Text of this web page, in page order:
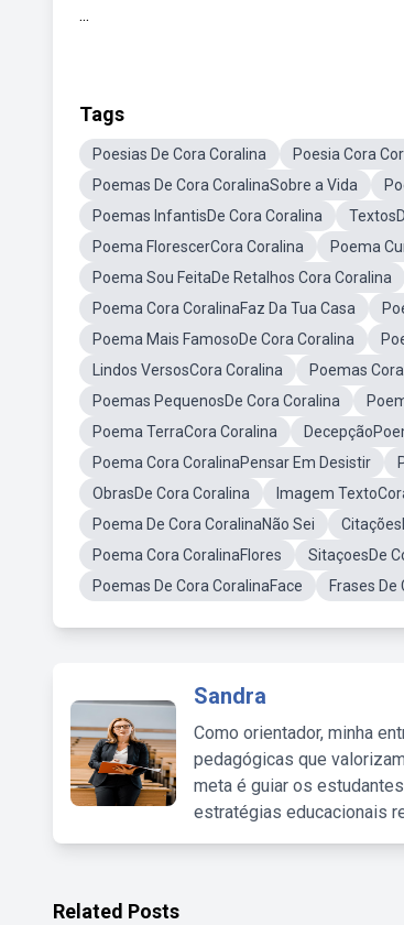
...
Tags
Poesias De Cora Coralina Poesia Cora
Poemas De Cora CoralinaSobre a Vida
Poemas InfantisDe Cora Coralina
Poema FlorescerCora Coralina
Poema
Poema Sou FeitaDe Retalhos Cora Coralina
Poema Cora CoralinaFaz Da Tua Casa
Poema Mais FamosoDe Cora Coralina
Lindos VersosCora Coralina
Poemas
Poemas PequenosDe Cora Coralina
Poema TerraCora Coralina
Poema Cora CoralinaPensar Em Desistir
ObrasDe Cora Coralina
Imagem
Poema De Cora CoralinaNão Sei
Poema Cora CoralinaFlores
SitaçoesDe
Poemas De Cora CoralinaFace
Frases
Sandra
Como orientador, minha
pedagógicas que
meta é guiar os
estratégias educacionais
Related Posts